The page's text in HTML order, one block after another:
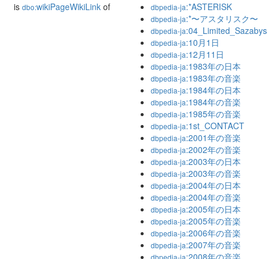
is dbo:wikiPageWikiLink of dbpedia-ja:*ASTERISK
dbpedia-ja:*〜アスタリスク〜
dbpedia-ja:04_Limited_Sazabys
dbpedia-ja:10月1日
dbpedia-ja:12月11日
dbpedia-ja:1983年の日本
dbpedia-ja:1983年の音楽
dbpedia-ja:1984年の日本
dbpedia-ja:1984年の音楽
dbpedia-ja:1985年の音楽
dbpedia-ja:1st_CONTACT
dbpedia-ja:2001年の音楽
dbpedia-ja:2002年の音楽
dbpedia-ja:2003年の日本
dbpedia-ja:2003年の音楽
dbpedia-ja:2004年の日本
dbpedia-ja:2004年の音楽
dbpedia-ja:2005年の日本
dbpedia-ja:2005年の音楽
dbpedia-ja:2006年の音楽
dbpedia-ja:2007年の音楽
dbpedia-ja:2008年の音楽